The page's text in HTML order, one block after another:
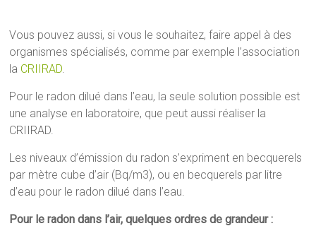
Vous pouvez aussi, si vous le souhaitez, faire appel à des
organismes spécialisés, comme par exemple l’association
la CRIIRAD.
Pour le radon dilué dans l’eau, la seule solution possible est
une analyse en laboratoire, que peut aussi réaliser la
CRIIRAD.
Les niveaux d’émission du radon s’expriment en becquerels
par mètre cube d’air (Bq/m3), ou en becquerels par litre
d’eau pour le radon dilué dans l’eau.
Pour le radon dans l’air, quelques ordres de grandeur :